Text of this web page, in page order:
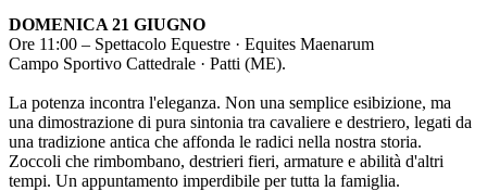
DOMENICA 21 GIUGNO
Ore 11:00 – Spettacolo Equestre · Equites Maenarum
Campo Sportivo Cattedrale · Patti (ME).
La potenza incontra l'eleganza. Non una semplice esibizione, ma
una dimostrazione di pura sintonia tra cavaliere e destriero, legati da
una tradizione antica che affonda le radici nella nostra storia.
Zoccoli che rimbombano, destrieri fieri, armature e abilità d'altri
tempi. Un appuntamento imperdibile per tutta la famiglia.